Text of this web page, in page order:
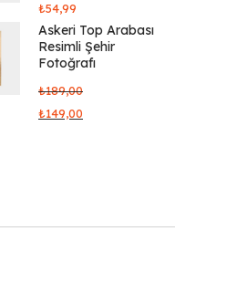
₺54,99
Askeri Top Arabası
Resimli Şehir
Fotoğrafı
₺189,00
₺149,00